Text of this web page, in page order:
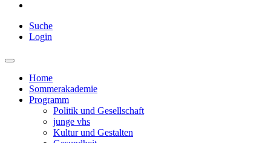
Suche
Login
Home
Sommerakademie
Programm
Politik und Gesellschaft
junge vhs
Kultur und Gestalten